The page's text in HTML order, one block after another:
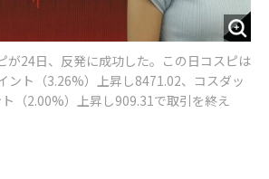
が24日、反発に成功した。この日コスピは
ント（3.26%）上昇し8471.02、コスダッ
（2.00%）上昇し909.31で取引を終え